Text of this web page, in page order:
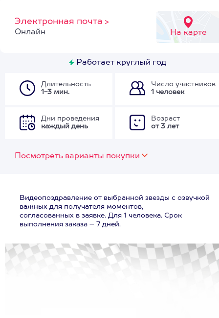
Электронная почта >
На карте
Онлайн
Работает круглый год
Длительность
1-3 мин.
Число участников
1 человек
Дни проведения
каждый день
Возраст
от 3 лет
Посмотреть варианты покупки
Видеопоздравление от выбранной звезды с озвучкой
важных для получателя моментов,
согласованных в заявке. Для 1 человека. Срок
выполнения заказа – 7 дней.